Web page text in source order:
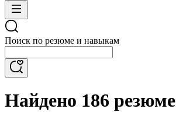
Поиск по резюме и навыкам
Найдено 186 резюме